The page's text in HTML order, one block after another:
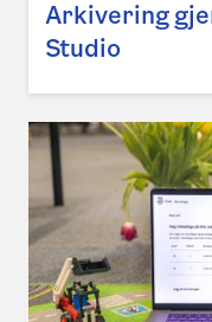
Arkivering
Studio